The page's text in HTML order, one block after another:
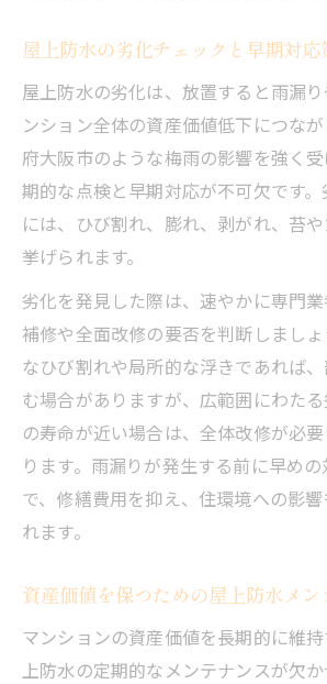
屋上防水の劣化チェックと早期対応
屋上防水の劣化は、放置すると雨漏
ンション全体の資産価値低下につな
府大阪市のような梅雨の影響を強く
期的な点検と早期対応が不可欠です
には、ひび割れ、膨れ、剥がれ、苔
挙げられます。
劣化を発見した際は、速やかに専門
補修や全面改修の要否を判断しまし
なひび割れや局所的な浮きであれば
む場合がありますが、広範囲にわた
の寿命が近い場合は、全体改修が必
ります。雨漏りが発生する前に早め
で、修繕費用を抑え、住環境への影
れます。
資産価値を保つための屋上防水メン
マンションの資産価値を長期的に維
上防水の定期的なメンテナンスが欠